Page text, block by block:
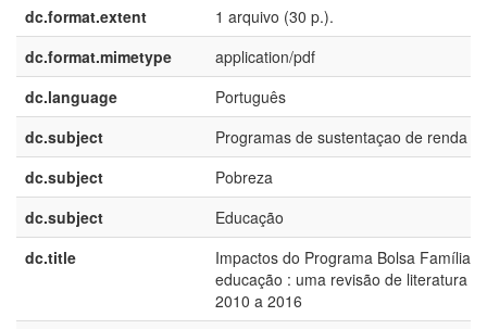
dc.format.extent
1 arquivo (30 p.).
dc.format.mimetype
application/pdf
dc.language
Português
dc.subject
Programas de sustentaçao de renda
dc.subject
Pobreza
dc.subject
Educação
dc.title
Impactos do Programa Bolsa Família
educação : uma revisão de literatura
2010 a 2016